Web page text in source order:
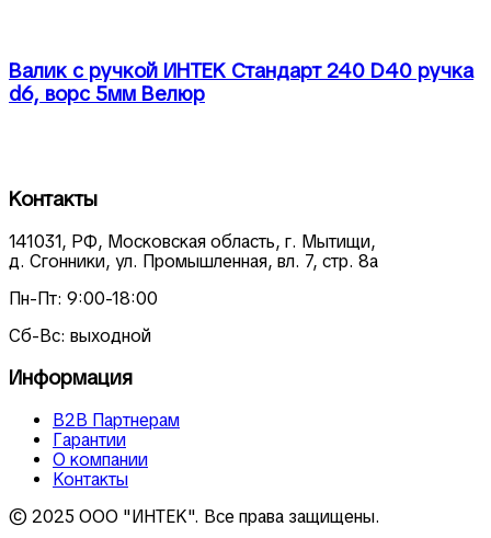
Валик с ручкой ИНТЕК Стандарт 240 D40 ручка
d6, ворс 5мм Велюр
Контакты
141031, РФ, Московская область, г. Мытищи,
д. Сгонники, ул. Промышленная, вл. 7, стр. 8а
Пн-Пт: 9:00-18:00
Сб-Вс: выходной
Информация
В2В Партнерам
Гарантии
О компании
Контакты
© 2025 ООО "ИНТЕК". Все права защищены.